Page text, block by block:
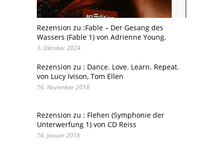
Rezension zu :Fable – Der Gesang des
Wassers (Fable 1) von Adrienne Young.
3. Oktober 2024
Rezension zu : Dance. Love. Learn. Repeat.
von Lucy Ivison, Tom Ellen
16. November 2018
Rezension zu : Flehen (Symphonie der
Unterwerfung 1) von CD Reiss
16. Januar 2016